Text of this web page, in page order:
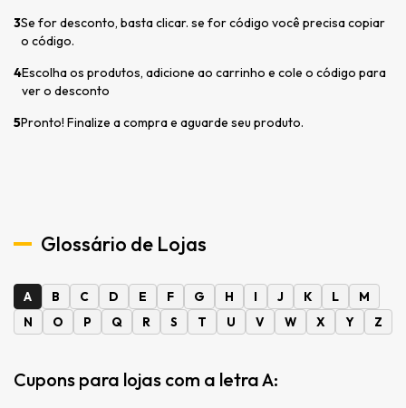
3Se for desconto, basta clicar. se for código você precisa copiar
o código.
4Escolha os produtos, adicione ao carrinho e cole o código para
ver o desconto
5Pronto! Finalize a compra e aguarde seu produto.
Glossário de Lojas
A B C D E F G H I J K L
M
N
O P Q R S T U V W X Y Z
Cupons para lojas com a letra A: